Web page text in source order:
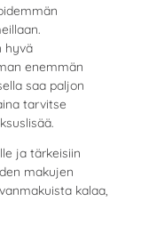
hyvä
enemmän
saa paljon
tarvitse
ja tärkeisiin
makujen
kalaa,